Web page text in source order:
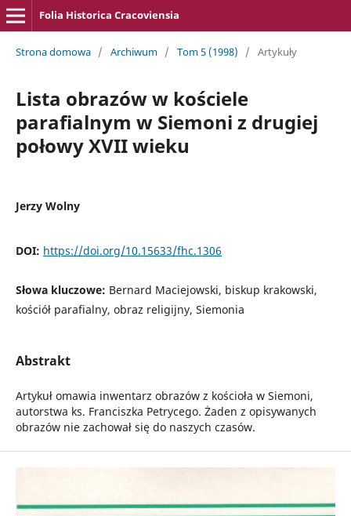
Folia Historica Cracoviensia
Strona domowa / Archiwum / Tom 5 (1998) / Artykuły
Lista obrazów w kościele
parafialnym w Siemoni z drugiej
połowy XVII wieku
Jerzy Wolny
DOI: https://doi.org/10.15633/fhc.1306
Słowa kluczowe: Bernard Maciejowski, biskup krakowski,
kościół parafialny, obraz religijny, Siemonia
Abstrakt
Artykuł omawia inwentarz obrazów z kościoła w Siemoni,
autorstwa ks. Franciszka Petrycego. Żaden z opisywanych
obrazów nie zachował się do naszych czasów.